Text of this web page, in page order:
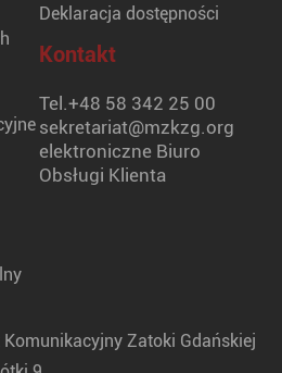
Deklaracja dostępności
Kontakt
Tel.+48 58 342 25 00
sekretariat@mzkzg.org
elektroniczne Biuro
Obsługi Klienta
Zatoki Gdańskiej